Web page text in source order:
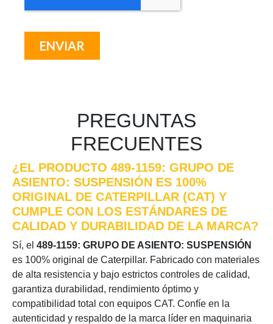
PREGUNTAS
FRECUENTES
¿EL PRODUCTO 489-1159: GRUPO DE
ASIENTO: SUSPENSIÓN ES 100%
ORIGINAL DE CATERPILLAR (CAT) Y
CUMPLE CON LOS ESTÁNDARES DE
CALIDAD Y DURABILIDAD DE LA MARCA?
Sí, el 489-1159: GRUPO DE ASIENTO: SUSPENSIÓN
es 100% original de Caterpillar. Fabricado con materiales
de alta resistencia y bajo estrictos controles de calidad,
garantiza durabilidad, rendimiento óptimo y
compatibilidad total con equipos CAT. Confíe en la
autenticidad y respaldo de la marca líder en maquinaria